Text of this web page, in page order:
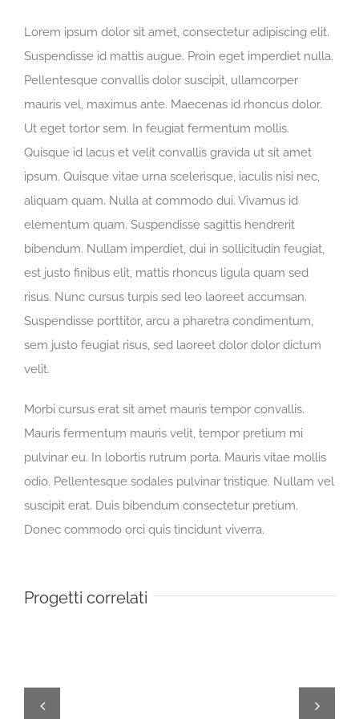
Lorem ipsum dolor sit amet, consectetur adipiscing elit.
Suspendisse id mattis augue. Proin eget imperdiet nulla.
Pellentesque convallis dolor suscipit, ullamcorper
mauris vel, maximus ante. Maecenas id rhoncus dolor.
Ut eget tortor sem. In feugiat fermentum mollis.
Quisque id lacus et velit convallis gravida ut sit amet
ipsum. Quisque vitae urna scelerisque, iaculis nisi nec,
aliquam quam. Nulla at commodo dui. Vivamus id
elementum quam. Suspendisse sagittis hendrerit
bibendum. Nullam imperdiet, dui in sollicitudin feugiat,
est justo finibus elit, mattis rhoncus ligula quam sed
risus. Nunc cursus turpis sed leo laoreet accumsan.
Suspendisse porttitor, arcu a pharetra condimentum,
sem justo feugiat risus, sed laoreet dolor dolor dictum
velit.
Morbi cursus erat sit amet mauris tempor convallis.
Mauris fermentum mauris velit, tempor pretium mi
pulvinar eu. In lobortis rutrum porta. Mauris vitae mollis
odio. Pellentesque sodales pulvinar tristique. Nullam vel
suscipit erat. Duis bibendum consectetur pretium.
Donec commodo orci quis tincidunt viverra.
Progetti correlati